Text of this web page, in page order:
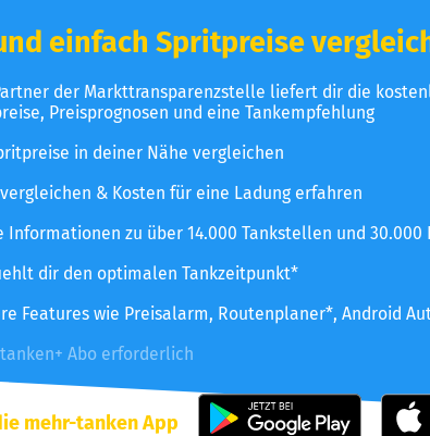
einfach Spritpreise
der Markttransparenzstelle liefert dir die
Preisprognosen und eine Tankempfehlung
in deiner Nähe vergleichen
& Kosten für eine Ladung erfahren
zu über 14.000 Tankstellen und 30.000
dir den optimalen Tankzeitpunkt*
Features wie Preisalarm, Routenplaner*, Android
Abo erforderlich
mehr-tanken App